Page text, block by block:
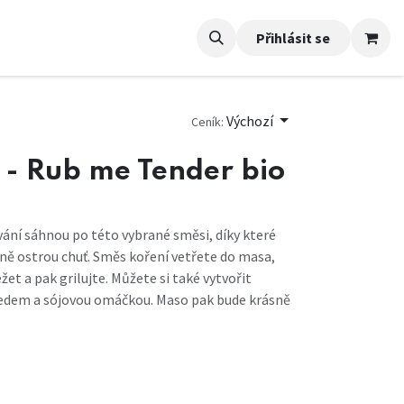
Přihlásit se
Ceník: Výchozí
Rub me Tender bio
sáhnou po této vybrané směsi, díky které
ostrou chuť. Směs koření vetřete do masa,
a pak grilujte. Můžete si také vytvořit
a sójovou omáčkou. Maso pak bude krásně